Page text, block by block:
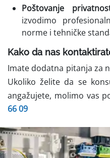
Poštovanje
izvodimo
norme i tehničke
Kako da nas
Imate dodatna pitanja za
Ukoliko želite da se
angažujete, molimo vas
66 09